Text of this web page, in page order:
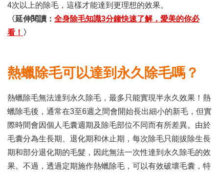
4次以上的除毛，這樣才能達到更理想的效果。
〈延伸閱讀： 全身除毛知識3分鐘快速了解，愛美的你必
看！ 〉
熱蠟除毛可以達到永久除毛嗎？
熱蠟除毛無法達到永久除毛，最多只能實現半永久效果！熱
蠟除毛後，通常在3至6週之間會開始長出細小的新毛，但實
際時間會因個人毛囊週期及除毛部位不同而有所差異。由於
毛囊分為生長期、退化期和休止期，每次除毛只能拔除生長
期和部分退化期的毛髮，因此無法一次性達到永久除毛的效
果。不過，透過定期施作熱蠟除毛，可以有效破壞毛囊，特